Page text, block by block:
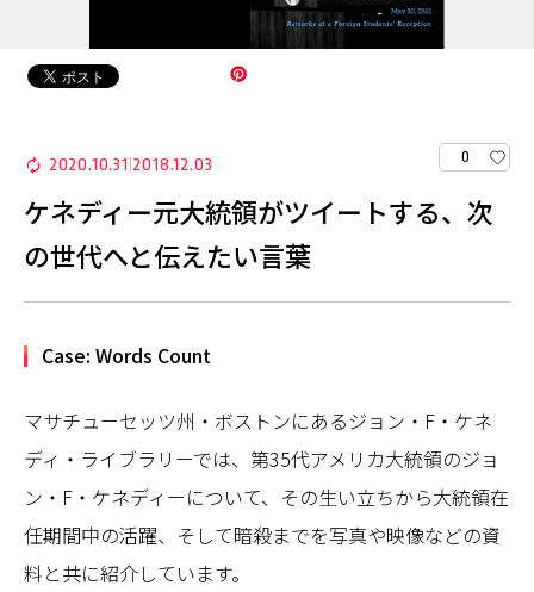
2020.10.31 2018.12.03 0
ケネディー元大統領がツイートする、次
の世代へと伝えたい言葉
Case: Words Count
マサチューセッツ州・ボストンにあるジョン・F・ケネ
ディ・ライブラリーでは、第35代アメリカ大統領のジョ
ン・F・ケネディーについて、その生い立ちから大統領在
任期間中の活躍、そして暗殺までを写真や映像などの資
料と共に紹介しています。